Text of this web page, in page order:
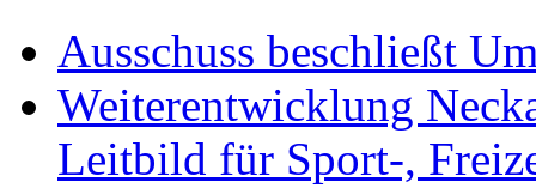
Ausschuss beschließt
Weiterentwicklung
Leitbild für Sport-,